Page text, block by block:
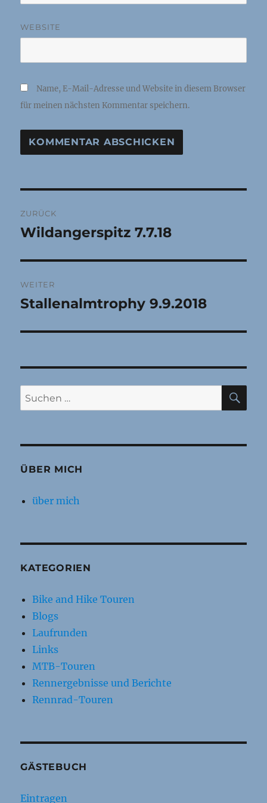
WEBSITE
Name, E-Mail-Adresse und Website in diesem Browser
für meinen nächsten Kommentar speichern.
ZURÜCK
Vorheriger
Wildangerspitz 7.7.18
WEITER
Nächster
Stallenalmtrophy 9.9.2018
Suchen
nach:
ÜBER MICH
über mich
KATEGORIEN
Bike and Hike Touren
Blogs
Laufrunden
Links
MTB-Touren
Rennergebnisse und Berichte
Rennrad-Touren
GÄSTEBUCH
Eintragen